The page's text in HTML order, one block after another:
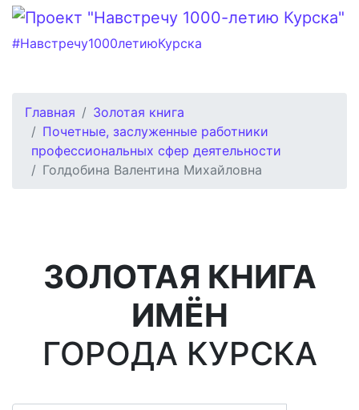
#Навстречу1000летиюКурска
Главная
Золотая книга
Почетные, заслуженные работники
профессиональных сфер деятельности
Голдобина Валентина Михайловна
ЗОЛОТАЯ КНИГА
ИМЁН
ГОРОДА КУРСКА